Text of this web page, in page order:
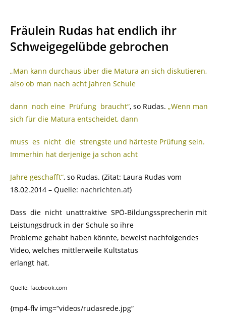
Fräulein Rudas hat endlich ihr
Schweigegelübde gebrochen
„Man kann durchaus über die Matura an sich diskutieren,
also ob man nach acht Jahren Schule
dann noch eine Prüfung braucht“, so Rudas. „Wenn man
sich für die Matura entscheidet, dann
muss es nicht die strengste und härteste Prüfung sein.
Immerhin hat derjenige ja schon acht
Jahre geschafft“, so Rudas. (Zitat: Laura Rudas vom
18.02.2014 – Quelle: nachrichten.at)
Dass die nicht unattraktive SPÖ-Bildungssprecherin mit
Leistungsdruck in der Schule so ihre
Probleme gehabt haben könnte, beweist nachfolgendes
Video, welches mittlerweile Kultstatus
erlangt hat.
Quelle: facebook.com
{mp4-flv img=“videos/rudasrede.jpg“